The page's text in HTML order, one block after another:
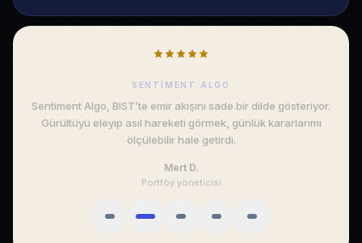
Sentiment Algo, BIST’te emir akışını sade bir dilde gösteriyor.
Gürültüyü eleyip asıl hareketi görmek, günlük kararlarımı
ölçülebilir hale getirdi.
Mert D.